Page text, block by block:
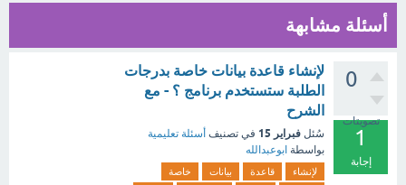
أسئلة مشابهة
0
تصويتات
1
إجابة
لإنشاء قاعدة بيانات خاصة بدرجات
الطلبة ستستخدم برنامج ؟ - مع
الشرح
سُئل فبراير 15 في تصنيف أسئلة تعليمية
بواسطة ابوعبدالله
لإنشاء قاعدة بيانات
خاصة